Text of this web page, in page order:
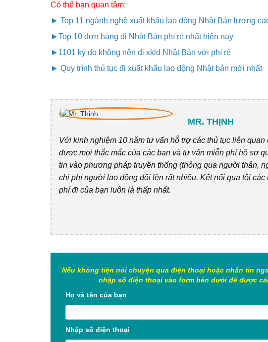
Có thể bạn quan tâm:
► Top 11 ngành nghề xuất khẩu lao động Nhật Bản lương
►Top 10 đơn hàng đi Nhật Bản phí rẻ nhất hiện nay
► 1101 ký do không nên đi xkld Nhật Bản với phí rẻ
► Quy trình thủ tục đi xuất khẩu lao động Nhật bản mới nhất
MR. THỊNH
Với kinh nghiệm 10 năm tư vấn hỗ trợ các thủ tục liên
được mọi thắc mắc của các bạn và tư vấn miễn phí hồ sơ
tin vào phương pháp truyền thống (thông qua người thân,
chi phí người lao động đội lên rất nhiều. Kết nối qua tôi
phí đi của bạn luôn là thấp nhất.
Nếu không tiện nói chuyện qua điện thoại hoặc nhắn tin
nhập số điện thoại vào form bên dưới để được
Họ và tên của bạn
Nhập số điện thoại